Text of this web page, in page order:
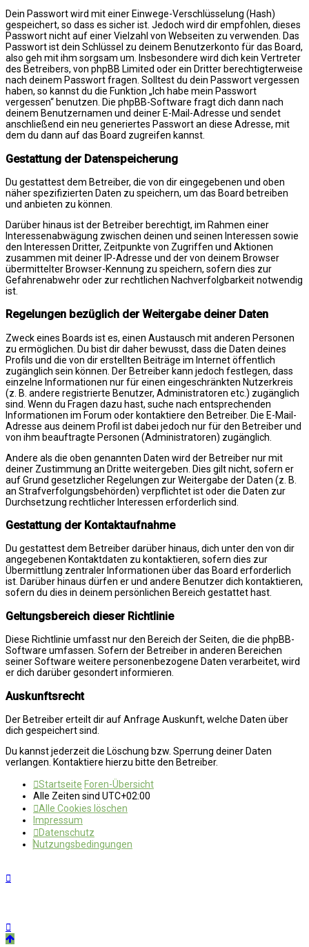
Dein Passwort wird mit einer Einwege-Verschlüsselung (Hash)
gespeichert, so dass es sicher ist. Jedoch wird dir empfohlen, dieses
Passwort nicht auf einer Vielzahl von Webseiten zu verwenden. Das
Passwort ist dein Schlüssel zu deinem Benutzerkonto für das Board,
also geh mit ihm sorgsam um. Insbesondere wird dich kein Vertreter
des Betreibers, von phpBB Limited oder ein Dritter berechtigterweise
nach deinem Passwort fragen. Solltest du dein Passwort vergessen
haben, so kannst du die Funktion „Ich habe mein Passwort
vergessen“ benutzen. Die phpBB-Software fragt dich dann nach
deinem Benutzernamen und deiner E-Mail-Adresse und sendet
anschließend ein neu generiertes Passwort an diese Adresse, mit
dem du dann auf das Board zugreifen kannst.
Gestattung der Datenspeicherung
Du gestattest dem Betreiber, die von dir eingegebenen und oben
näher spezifizierten Daten zu speichern, um das Board betreiben
und anbieten zu können.
Darüber hinaus ist der Betreiber berechtigt, im Rahmen einer
Interessenabwägung zwischen deinen und seinen Interessen sowie
den Interessen Dritter, Zeitpunkte von Zugriffen und Aktionen
zusammen mit deiner IP-Adresse und der von deinem Browser
übermittelter Browser-Kennung zu speichern, sofern dies zur
Gefahrenabwehr oder zur rechtlichen Nachverfolgbarkeit notwendig
ist.
Regelungen bezüglich der Weitergabe deiner Daten
Zweck eines Boards ist es, einen Austausch mit anderen Personen
zu ermöglichen. Du bist dir daher bewusst, dass die Daten deines
Profils und die von dir erstellten Beiträge im Internet öffentlich
zugänglich sein können. Der Betreiber kann jedoch festlegen, dass
einzelne Informationen nur für einen eingeschränkten Nutzerkreis
(z. B. andere registrierte Benutzer, Administratoren etc.) zugänglich
sind. Wenn du Fragen dazu hast, suche nach entsprechenden
Informationen im Forum oder kontaktiere den Betreiber. Die E-Mail-
Adresse aus deinem Profil ist dabei jedoch nur für den Betreiber und
von ihm beauftragte Personen (Administratoren) zugänglich.
Andere als die oben genannten Daten wird der Betreiber nur mit
deiner Zustimmung an Dritte weitergeben. Dies gilt nicht, sofern er
auf Grund gesetzlicher Regelungen zur Weitergabe der Daten (z. B.
an Strafverfolgungsbehörden) verpflichtet ist oder die Daten zur
Durchsetzung rechtlicher Interessen erforderlich sind.
Gestattung der Kontaktaufnahme
Du gestattest dem Betreiber darüber hinaus, dich unter den von dir
angegebenen Kontaktdaten zu kontaktieren, sofern dies zur
Übermittlung zentraler Informationen über das Board erforderlich
ist. Darüber hinaus dürfen er und andere Benutzer dich kontaktieren,
sofern du dies in deinem persönlichen Bereich gestattet hast.
Geltungsbereich dieser Richtlinie
Diese Richtlinie umfasst nur den Bereich der Seiten, die die phpBB-
Software umfassen. Sofern der Betreiber in anderen Bereichen
seiner Software weitere personenbezogene Daten verarbeitet, wird
er dich darüber gesondert informieren.
Auskunftsrecht
Der Betreiber erteilt dir auf Anfrage Auskunft, welche Daten über
dich gespeichert sind.
Du kannst jederzeit die Löschung bzw. Sperrung deiner Daten
verlangen. Kontaktiere hierzu bitte den Betreiber.
Startseite Foren-Übersicht
Alle Zeiten sind UTC+02:00
Alle Cookies löschen
Impressum
Datenschutz
Nutzungsbedingungen